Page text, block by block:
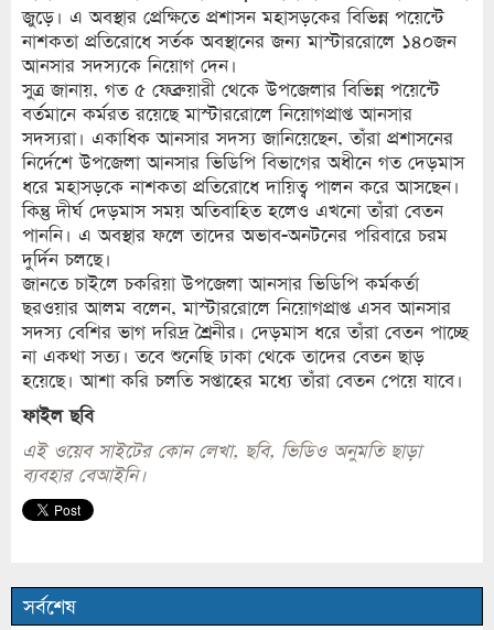
জুড়ে। এ অবস্থার প্রেক্ষিতে প্রশাসন মহাসড়কের বিভিন্ন পয়েন্টে
নাশকতা প্রতিরোধে সর্তক অবস্থানের জন্য মাস্টাররোলে ১৪০জন
আনসার সদস্যকে নিয়োগ দেন।
সুত্র জানায়, গত ৫ ফেব্রুয়ারী থেকে উপজেলার বিভিন্ন পয়েন্টে
বর্তমানে কর্মরত রয়েছে মাস্টাররোলে নিয়োগপ্রাপ্ত আনসার
সদস্যরা। একাধিক আনসার সদস্য জানিয়েছেন, তাঁরা প্রশাসনের
নির্দেশে উপজেলা আনসার ভিডিপি বিভাগের অধীনে গত দেড়মাস
ধরে মহাসড়কে নাশকতা প্রতিরোধে দায়িত্ব পালন করে আসছেন।
কিন্তু দীর্ঘ দেড়মাস সময় অতিবাহিত হলেও এখনো তাঁরা বেতন
পাননি। এ অবস্থার ফলে তাদের অভাব-অনটনের পরিবারে চরম
দুর্দিন চলছে।
জানতে চাইলে চকরিয়া উপজেলা আনসার ভিডিপি কর্মকর্তা
ছরওয়ার আলম বলেন, মাস্টাররোলে নিয়োগপ্রাপ্ত এসব আনসার
সদস্য বেশির ভাগ দরিদ্র শ্রৈনীর। দেড়মাস ধরে তাঁরা বেতন পাচ্ছে
না একথা সত্য। তবে শুনেছি ঢাকা থেকে তাদের বেতন ছাড়
হয়েছে। আশা করি চলতি সপ্তাহের মধ্যে তাঁরা বেতন পেয়ে যাবে।
ফাইল ছবি
এই ওয়েব সাইটের কোন লেখা, ছবি, ভিডিও অনুমতি ছাড়া
ব্যবহার বেআইনি।
সর্বশেষ